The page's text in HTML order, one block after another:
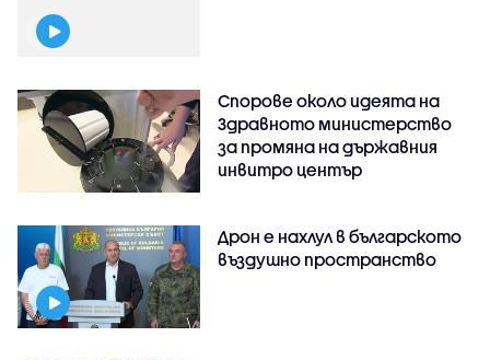
Спорове около идеята на
Здравното министерство
за промяна на държавния
инвитро център
Дрон е нахлул в българското
въздушно пространство